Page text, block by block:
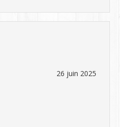
26 juin 2025